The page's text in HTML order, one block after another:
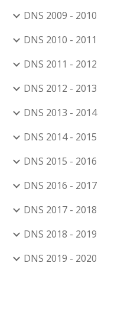
DNS 2009 - 2010
DNS 2010 - 2011
DNS 2011 - 2012
DNS 2012 - 2013
DNS 2013 - 2014
DNS 2014 - 2015
DNS 2015 - 2016
DNS 2016 - 2017
DNS 2017 - 2018
DNS 2018 - 2019
DNS 2019 - 2020